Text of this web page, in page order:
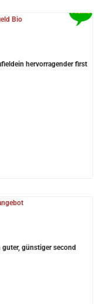
hervorragender first
günstiger second